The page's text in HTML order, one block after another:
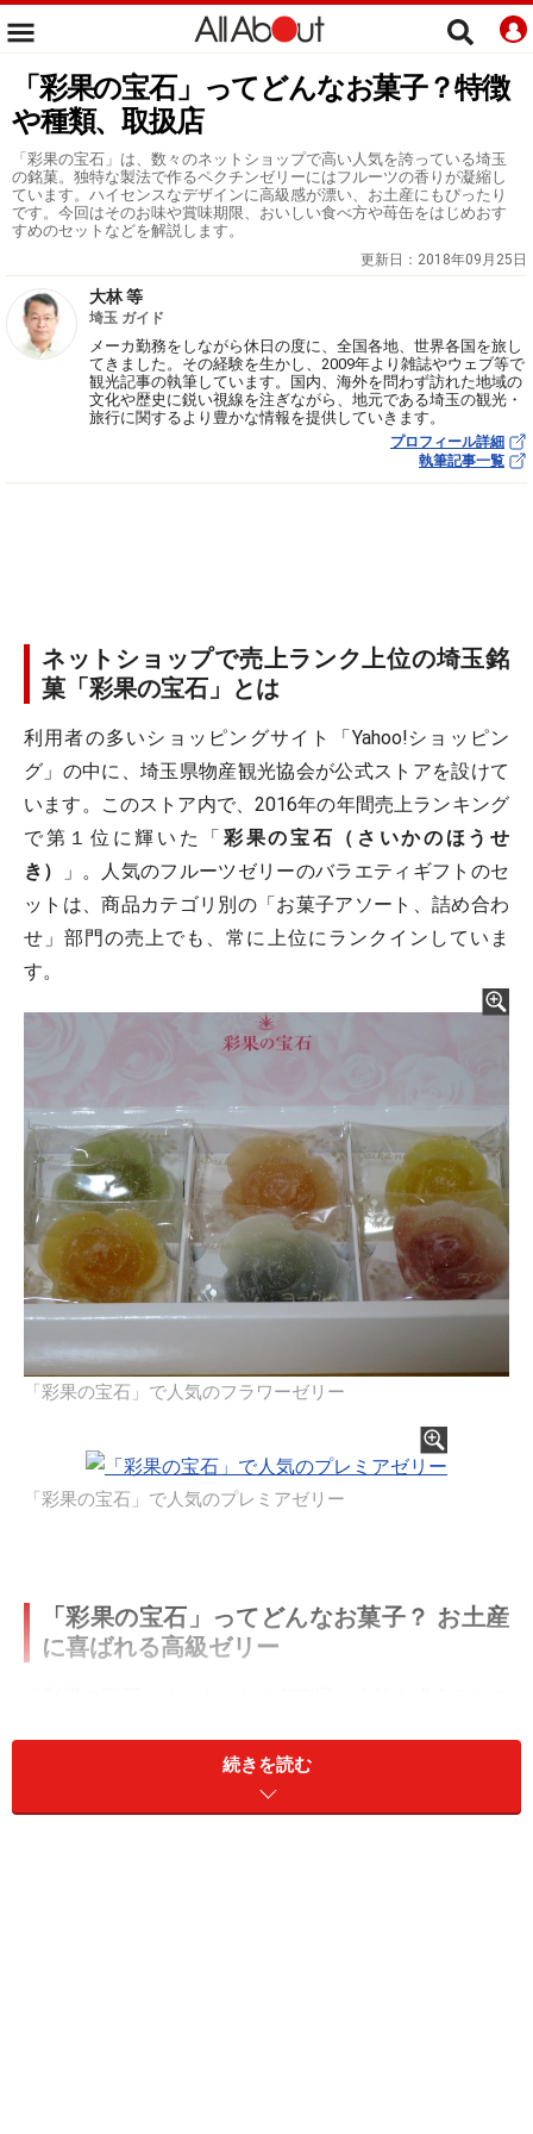
「彩果の宝石」ってどんなお菓子？特徴
や種類、取扱店
「彩果の宝石」は、数々のネットショップで高い人気を誇っている埼玉
の銘菓。独特な製法で作るペクチンゼリーにはフルーツの香りが凝縮し
ています。ハイセンスなデザインに高級感が漂い、お土産にもぴったり
です。今回はそのお味や賞味期限、おいしい食べ方や苺缶をはじめおす
すめのセットなどを解説します。
更新日： 2018年09月25日
大林 等
埼玉 ガイド
メーカ勤務をしながら休日の度に、全国各地、世界各国を旅し
てきました。その経験を生かし、2009年より雑誌やウェブ等で
観光記事の執筆しています。国内、海外を問わず訪れた地域の
文化や歴史に鋭い視線を注ぎながら、地元である埼玉の観光・
旅行に関するより豊かな情報を提供していきます。
プロフィール詳細
執筆記事一覧
ネットショップで売上ランク上位の埼玉銘
菓「彩果の宝石」とは
利用者の多いショッピングサイト「Yahoo!ショッピン
グ」の中に、埼玉県物産観光協会が公式ストアを設けて
います。このストア内で、2016年の年間売上ランキング
で第１位に輝いた「 彩果の宝石（さいかのほうせ
き）
」。人気のフルーツゼリーのバラエティギフトのセ
ットは、商品カテゴリ別の「お菓子アソート、詰め合わ
せ」部門の売上でも、常に上位にランクインしていま
す。
「彩果の宝石」で人気のフラワーゼリー
「彩果の宝石」で人気のプレミアゼリー
「彩果の宝石」ってどんなお菓子？ お土産
に喜ばれる高級ゼリー
スタートし、1970年には「彩果の宝石」の原型ともいえ
るペクチンゼリーを開発し大きく発展しました。柑橘類
続きを読む